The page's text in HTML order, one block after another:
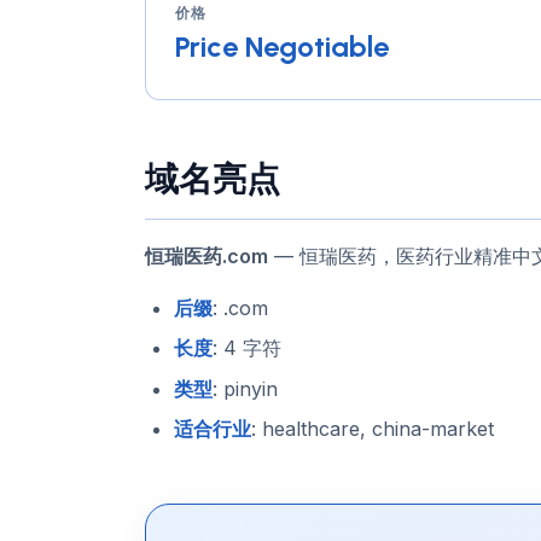
价格
Price Negotiable
域名亮点
恒瑞医药.com — 恒瑞医药，医药行业精准中
后缀: .com
长度: 4 字符
类型: pinyin
适合行业: healthcare, china-market